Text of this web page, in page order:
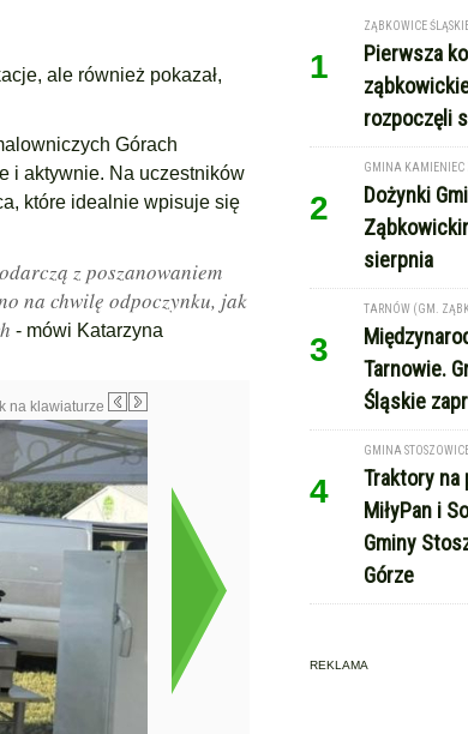
ale również pokazał,
Górach
i aktywnie. Na uczestników
które idealnie wpisuje się
z poszanowaniem
na chwilę odpoczynku, jak
- mówi Katarzyna
na klawiaturze
1
ZĄBKOWICE
Pierwsza
rozpoczęli
2
GMINA KAMIENIEC
Dożynki
sierpnia
3
TARNÓW (GM.
Tarnowie.
Śląskie
4
GMINA
Traktory na
MiłyPan i
Gminy
Górze
REKLAMA